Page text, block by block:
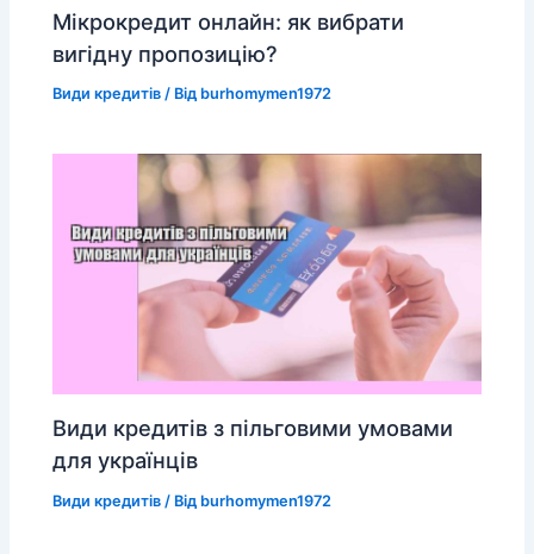
Мікрокредит онлайн: як вибрати
вигідну пропозицію?
Види кредитів / Від burhomymen1972
Види кредитів з пільговими умовами
для українців
Види кредитів / Від burhomymen1972